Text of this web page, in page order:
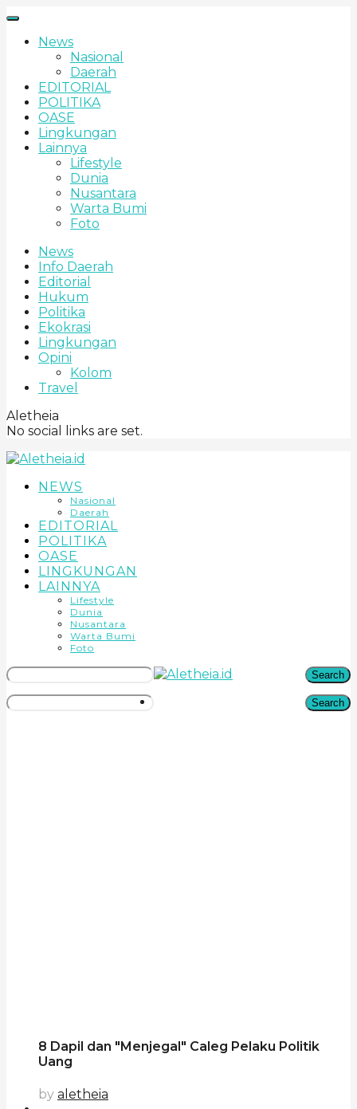
News
Nasional
Daerah
EDITORIAL
POLITIKA
OASE
Lingkungan
Lainnya
Lifestyle
Dunia
Nusantara
Warta Bumi
Foto
News
Info Daerah
Editorial
Hukum
Politika
Ekokrasi
Lingkungan
Opini
Kolom
Travel
Aletheia
No social links are set.
NEWS
Nasional
Daerah
EDITORIAL
POLITIKA
OASE
LINGKUNGAN
LAINNYA
Lifestyle
Dunia
Nusantara
Warta Bumi
Foto
Search
Search
8 Dapil dan "Menjegal" Caleg Pelaku Politik
Uang
by aletheia